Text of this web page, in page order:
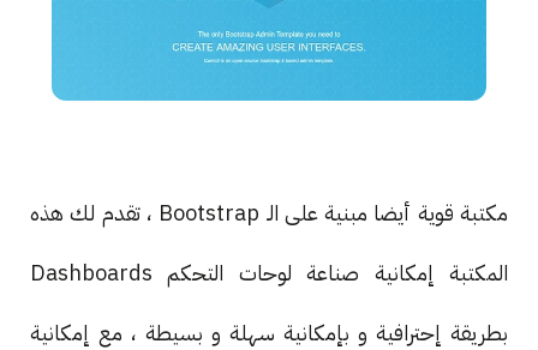
مكتبة قوية أيضا مبنية على الـ Bootstrap ، تقدم لك هذه
المكتبة إمكانية صناعة لوحات التحكم Dashboards
بطريقة إحترافية و بإمكانية سهلة و بسيطة ، مع إمكانية